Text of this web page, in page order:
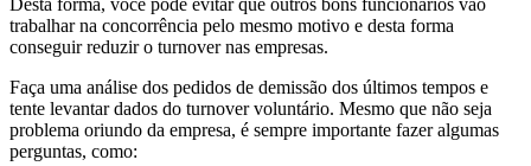
Desta forma, você pode evitar que outros bons funcionários vão
trabalhar na concorrência pelo mesmo motivo e desta forma
conseguir reduzir o turnover nas empresas.
Faça uma análise dos pedidos de demissão dos últimos tempos e
tente levantar dados do turnover voluntário. Mesmo que não seja
problema oriundo da empresa, é sempre importante fazer algumas
perguntas, como: